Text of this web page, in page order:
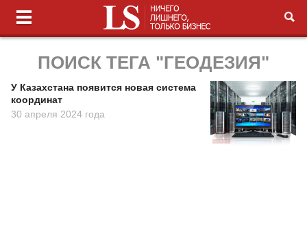
ПОИСК ТЕГА "ГЕОДЕЗИЯ"
У Казахстана появится новая система
координат
30 апреля 2024 года